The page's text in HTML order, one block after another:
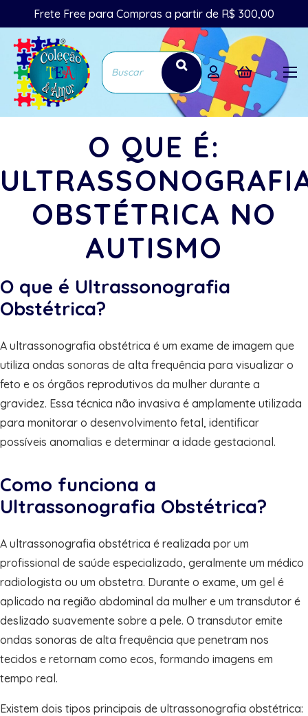
Frete Free para Compras a partir de R$ 300,00
O QUE É:
OBSTÉTRICA NO
AUTISMO
O que é Ultrassonografia
Obstétrica?
A ultrassonografia obstétrica é um exame de imagem que
utiliza ondas sonoras de alta frequência para visualizar o
feto e os órgãos reprodutivos da mulher durante a
gravidez. Essa técnica não invasiva é amplamente utilizada
para monitorar o desenvolvimento fetal, identificar
possíveis anomalias e determinar a idade gestacional.
Como funciona a
Ultrassonografia Obstétrica?
A ultrassonografia obstétrica é realizada por um
profissional de saúde especializado, geralmente um médico
radiologista ou um obstetra. Durante o exame, um gel é
aplicado na região abdominal da mulher e um transdutor é
deslizado suavemente sobre a pele. O transdutor emite
ondas sonoras de alta frequência que penetram nos
tecidos e retornam como ecos, formando imagens em
tempo real.
Existem dois tipos principais de ultrassonografia obstétrica: